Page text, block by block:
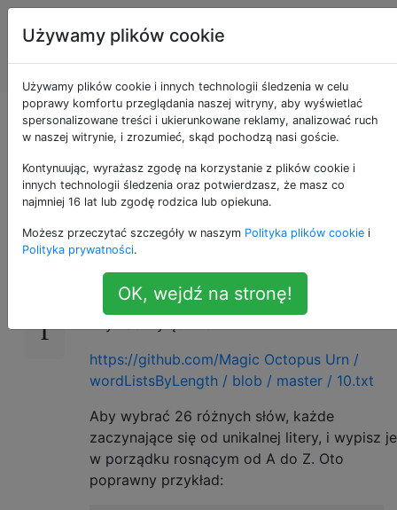
Programowanie
puzzli i Code
Golf
AZ za 10 lat,
rozumiesz?
15
Kontynuując moje poprzednie wyzwanie
Policz do 20 słowami!
użyjemy listy słów z tego wyzwania, aby
wykonać inne zadanie. Tym razem będziesz
https://github.com/Magic Octopus Urn /
wordListsByLength / blob / master / 10.txt
Aby wybrać 26 różnych słów, każde
zaczynające się od unikalnej litery, i wypisz je
w porządku rosnącym od A do Z. Oto
poprawny przykład:
Używamy plików cookie
Używamy plików cookie i innych technologii śledzenia w celu
poprawy komfortu przeglądania naszej witryny, aby wyświetlać
spersonalizowane treści i ukierunkowane reklamy, analizować ruch
w naszej witrynie, i zrozumieć, skąd pochodzą nasi goście.
Kontynuując, wyrażasz zgodę na korzystanie z plików cookie i
innych technologii śledzenia oraz potwierdzasz, że masz co
najmniej 16 lat lub zgodę rodzica lub opiekuna.
Możesz przeczytać szczegóły w naszym Polityka plików cookie i
Polityka prywatności.
OK, wejdź na stronę!